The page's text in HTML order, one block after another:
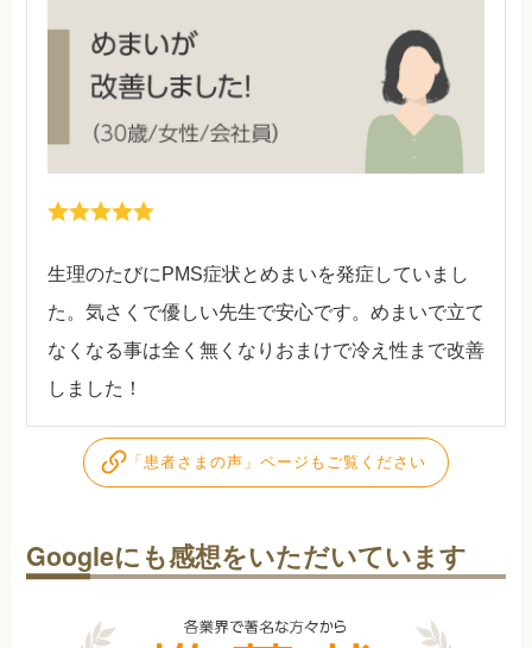
生理のたびにPMS症状とめまいを発症していまし
た。気さくで優しい先生で安心です。めまいで立て
なくなる事は全く無くなりおまけで冷え性まで改善
しました！
「患者さまの声」ページもご覧ください
Googleにも感想をいただいています